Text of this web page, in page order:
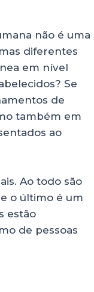
não é uma
diferentes
em nível
Se
de
também em
ao
Ao todo são
o último é um
estão
de pessoas